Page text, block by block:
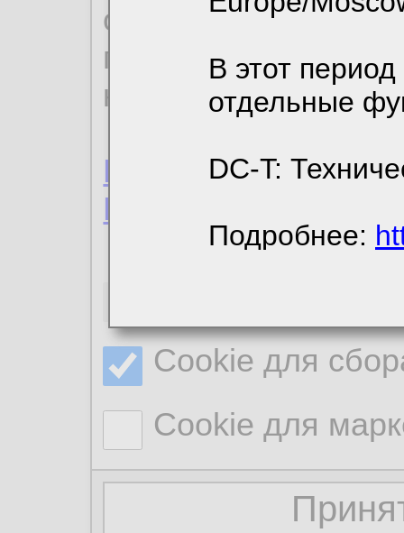
В этот
отдельные
DC-T:
Подробнее:
ознакомиться с
пользовательским
Пользовательское
Политика
Cookie для
Cookie для